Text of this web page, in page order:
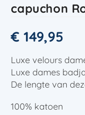
capuchon
€ 149,95
Luxe velours
Luxe dames
De lengte van
100% katoen